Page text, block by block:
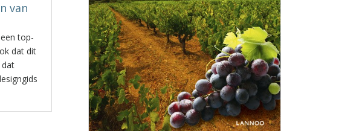
van
top-
dat dit
dat